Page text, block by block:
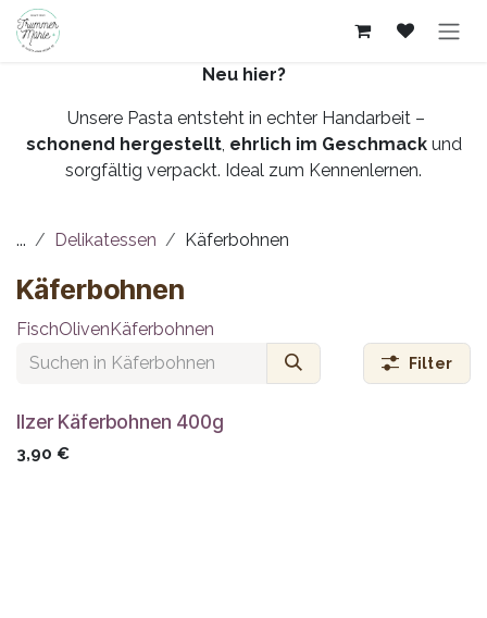
Zum Inhalt springen
Neu hier?
Unsere Pasta entsteht in echter Handarbeit –
schonend hergestellt, ehrlich im Geschmackund
sorgfältig verpackt. Ideal zum Kennenlernen.
... Delikatessen Käferbohnen
Käferbohnen
FischOlivenKäferbohnen
Filter
Ilzer Käferbohnen 400g
3,90 €